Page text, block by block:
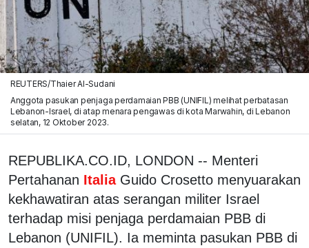
REUTERS/Thaier Al-Sudani
Anggota pasukan penjaga perdamaian PBB (UNIFIL) melihat perbatasan
Lebanon-Israel, di atap menara pengawas di kota Marwahin, di Lebanon
selatan, 12 Oktober 2023.
REPUBLIKA.CO.ID, LONDON -- Menteri
Pertahanan Italia Guido Crosetto menyuarakan
kekhawatiran atas serangan militer Israel
terhadap misi penjaga perdamaian PBB di
Lebanon (UNIFIL). Ia meminta pasukan PBB di